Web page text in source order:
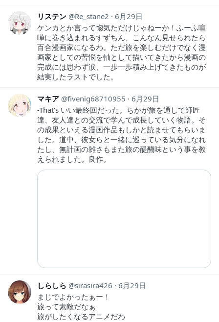
リステン Re_stane2
6月29日
ケンカとか言って惚気ただけじゃねーか！ふーふ喧
嘩に巻き込まれるすずちん、こんなん見せられたら
百合漫画家になるわ。ただ旅を楽しむだけでなく漫
画家としての苦悩を軸として描いてきたから漫画の
完成には思わず涙、一歩一歩積み上げてきたものが
結実したラストでした。
マキア fivenig68710955
6月29日
-That's いい最終回だった。ちかが旅を通して師匠
達、友人達との交流で学んで成長していく物語。そ
の成果といえる漫画作品もしかと読ませてもらいま
した。道中、彼女らと一緒に巡っている気分になれ
たし、無計画の雑さもまた旅の醍醐味という事を教
えられました。良作。
しらしら sirasira426
6月29日
まじでよかったぁー！
旅って素敵だなぁ
旅がしたくなるアニメだわ